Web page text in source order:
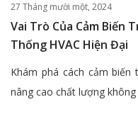
27 Tháng mười một, 2024
Vai Trò Của Cảm Biến
Thống HVAC Hiện Đại
Khám phá cách cảm biến
nâng cao chất lượng